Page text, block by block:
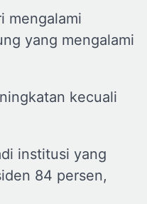
mengalami
yang mengalami
kecuali
institusi yang
84 persen,